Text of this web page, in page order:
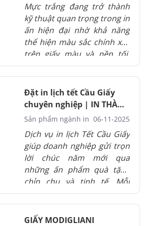
lượng cao. Khi kết hợp đúng
giấy và kỹ thuật in, clear sẽ
nâng giá trị sản phẩm rõ
rệt.
Mực trắng đang trở thành
kỹ thuật quan trọng trong in
ấn hiện đại nhờ khả năng
thể hiện màu sắc chính xác
trên giấy màu và nền tối.
Lớp trắng giúp thiết kế nổi
bật hơn và giữ trọn chi tiết
tinh tế. Từ thiệp cưới, bao bì
đến các ấn phẩm sáng tạo,
mực trắng mang lại độ sang
trọng và tính thẩm mỹ vượt
trội.
Đặt in lịch tết Cầu Giấy
chuyên nghiệp | IN THÀNH
ĐẠT
Sản phẩm ngành in 06-11-2025
Dịch vụ in lịch Tết Cầu Giấy
giúp doanh nghiệp gửi trọn
lời chúc năm mới qua
những ấn phẩm quà tặng
chỉn chu và tinh tế. Mỗi
cuốn lịch được in sắc nét,
thiết kế riêng, thể hiện đẳng
cấp thương hiệu và tinh
GIẤY MODIGLIANI